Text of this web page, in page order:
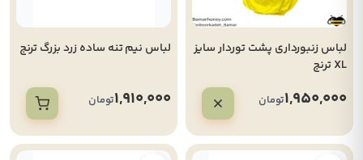
لباس زنبورداری پشت توردار سایز
XL ترنج
1,950,000تومان
لباس نیم تنه ساده زرد بزرگ ترنج
1,910,000تومان